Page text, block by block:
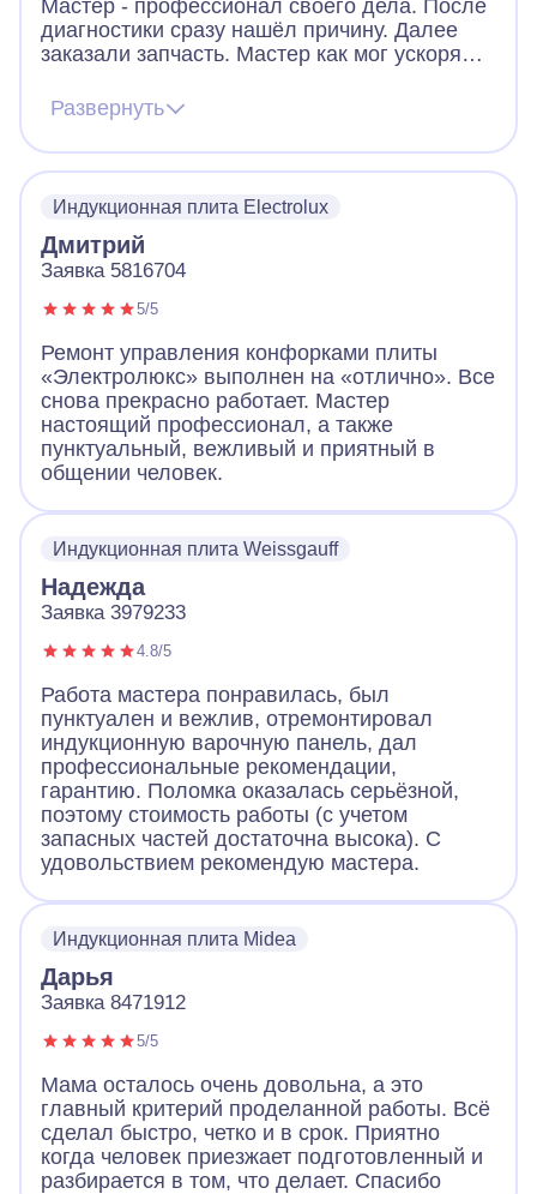
Мастер - профессионал своего дела. После
диагностики сразу нашёл причину. Далее
заказали запчасть. Мастер как мог ускорял
запчасть, поставили, все работает. Видно,
что человек переживает за клиента. Ещё
дал ценные советы по использованию
посуды для плиты. Огромное спасибо!
Развернуть
Индукционная плита Electrolux
Дмитрий
Заявка 5816704
5/5
Ремонт управления конфорками плиты
«Электролюкс» выполнен на «отлично». Все
снова прекрасно работает. Мастер
настоящий профессионал, а также
пунктуальный, вежливый и приятный в
общении человек.
Индукционная плита Weissgauff
Надежда
Заявка 3979233
4.8/5
Работа мастера понравилась, был
пунктуален и вежлив, отремонтировал
индукционную варочную панель, дал
профессиональные рекомендации,
гарантию. Поломка оказалась серьёзной,
поэтому стоимость работы (с учетом
запасных частей достаточна высока). С
удовольствием рекомендую мастера.
Индукционная плита Midea
Дарья
Заявка 8471912
5/5
Мама осталось очень довольна, а это
главный критерий проделанной работы. Всё
сделал быстро, четко и в срок. Приятно
когда человек приезжает подготовленный и
разбирается в том, что делает. Спасибо